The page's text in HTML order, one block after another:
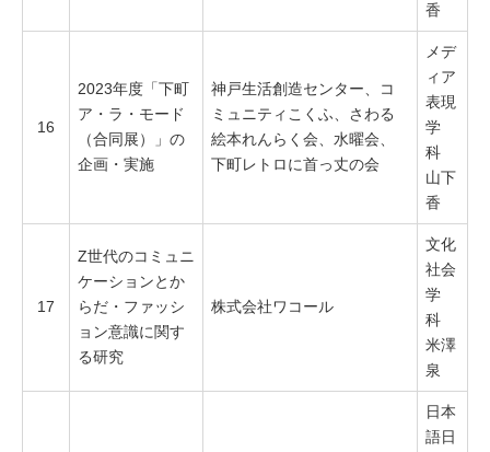
香
16
2023年度「下町
ア・ラ・モード
（合同展）」の
企画・実施
神戸生活創造センター、コ
ミュニティこくふ、さわる
絵本れんらく会、水曜会、
下町レトロに首っ丈の会
メデ
ィア
表現
学
科
山下
香
17
Z世代のコミュニ
ケーションとか
らだ・ファッシ
ョン意識に関す
る研究
株式会社ワコール
文化
社会
学
科
米澤
泉
日本
語日